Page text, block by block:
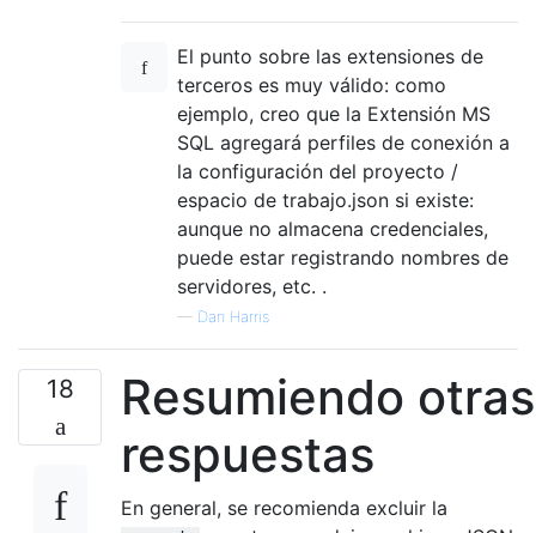
El punto sobre las extensiones de
terceros es muy válido: como
ejemplo, creo que la Extensión MS
SQL agregará perfiles de conexión a
la configuración del proyecto /
espacio de trabajo.json si existe:
aunque no almacena credenciales,
puede estar registrando nombres de
servidores, etc. .
— Dan Harris
18
Resumiendo otras
respuestas
En general, se recomienda excluir la